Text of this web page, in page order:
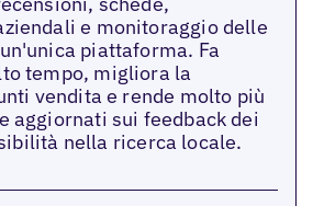
e monitoraggio delle
piattaforma. Fa
tempo, migliora la
vendita e rende molto più
aggiornati sui feedback dei
nella ricerca locale.